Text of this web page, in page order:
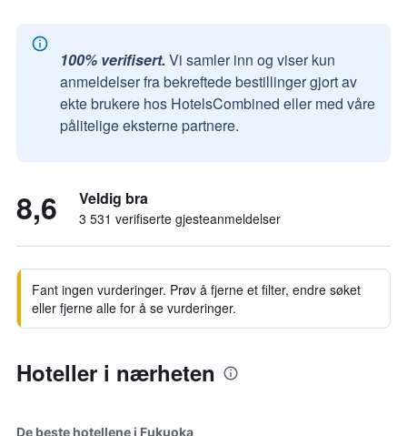
100% verifisert. Vi samler inn og viser kun
anmeldelser fra bekreftede bestillinger gjort av
ekte brukere hos HotelsCombined eller med våre
pålitelige eksterne partnere.
8,6 Veldig bra
3 531 verifiserte gjesteanmeldelser
Fant ingen vurderinger. Prøv å fjerne et filter, endre søket
eller fjerne alle for å se vurderinger.
Hoteller i nærheten
De beste hotellene i Fukuoka